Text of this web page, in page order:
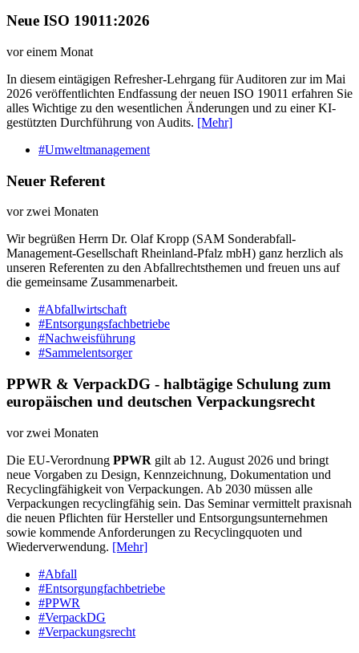
Neue ISO 19011:2026
vor einem Monat
In diesem eintägigen Refresher-Lehrgang für Auditoren zur im Mai
2026 veröffentlichten Endfassung der neuen ISO 19011 erfahren Sie
alles Wichtige zu den wesentlichen Änderungen und zu einer KI-
gestützten Durchführung von Audits. [Mehr]
#Umweltmanagement
Neuer Referent
vor zwei Monaten
Wir begrüßen Herrn Dr. Olaf Kropp (SAM Sonderabfall-
Management-Gesellschaft Rheinland-Pfalz mbH) ganz herzlich als
unseren Referenten zu den Abfallrechtsthemen und freuen uns auf
die gemeinsame Zusammenarbeit.
#Abfallwirtschaft
#Entsorgungsfachbetriebe
#Nachweisführung
#Sammelentsorger
PPWR & VerpackDG - halbtägige Schulung zum
europäischen und deutschen Verpackungsrecht
vor zwei Monaten
Die EU-Verordnung PPWR gilt ab 12. August 2026 und bringt
neue Vorgaben zu Design, Kennzeichnung, Dokumentation und
Recyclingfähigkeit von Verpackungen. Ab 2030 müssen alle
Verpackungen recyclingfähig sein. Das Seminar vermittelt praxisnah
die neuen Pflichten für Hersteller und Entsorgungsunternehmen
sowie kommende Anforderungen zu Recyclingquoten und
Wiederverwendung. [Mehr]
#Abfall
#Entsorgungfachbetriebe
#PPWR
#VerpackDG
#Verpackungsrecht